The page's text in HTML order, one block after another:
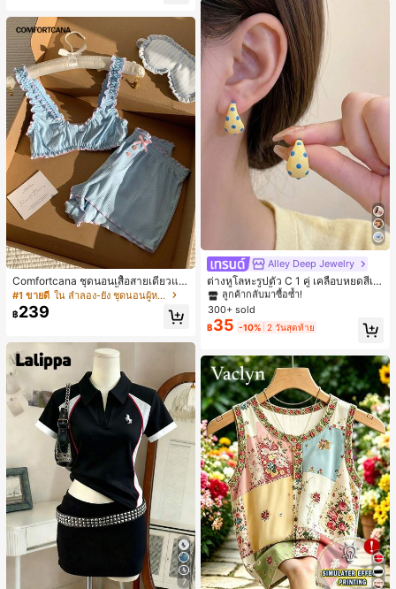
Comfortcana ชุดนอนเสื้อสายเดี่ยวแต่
งระบายและกางเกงขาสั้นสำหรับผู้หญิง
#1 ขายดี ใน ลำลอง-ยัง ชุดนอนผู้หญิง
฿239
7
Alley Deep Jewelry
ต่างหูโลหะรูปตัว C 1 คู่ เคลือบหยดสีเห
ลือง ลายจุดสีน้ำเงิน สไตล์ยุโรปและอเม
ริกัน แฟชั่นส่วนตัว หวานและสง่างาม
สำหรับผู้หญิงและเด็กหญิง สำหรับการเ
ดินทาง งานแต่งงาน ปาร์ตี้ วันเกิด ของ
#1 ขายดี ใน โบโฮ ต่างหูผู้หญิง
ลูกค้ากลับมาซื้อซ้ำ!
#1 ขายดี ใน โบโฮ ต่างหูผู้หญิง
ลูกค้ากลับมาซื้อซ้ำ!
#1 ขายดี ใน โบโฮ ต่างหูผู้หญิง
ลูกค้ากลับมาซื้อซ้ำ!
#1 ขายดี ใน โบโฮ ต่างหูผู้หญิง
ลูกค้ากลับมาซื้อซ้ำ!
300+ sold
฿35 -10% 2 วันสุดท้าย